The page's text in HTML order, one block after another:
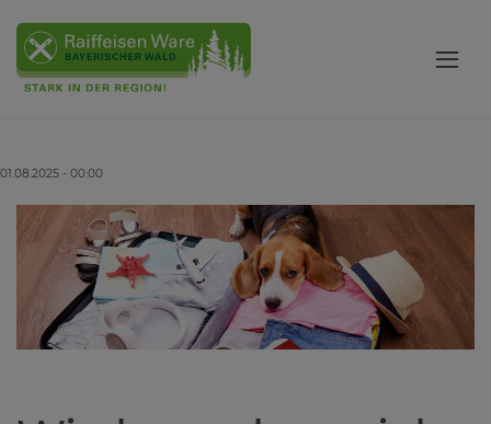
01.08.2025 - 00:00